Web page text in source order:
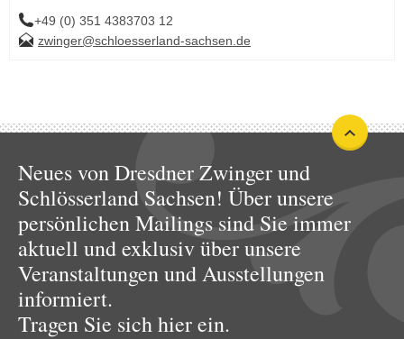
+49 (0) 351 4383703 12
zwinger@schloesserland-sachsen.de
Neues von Dresdner Zwinger und
Schlösserland Sachsen! Über unsere
persönlichen Mailings sind Sie immer
aktuell und exklusiv über unsere
Veranstaltungen und Ausstellungen
informiert.
Tragen Sie sich hier ein.